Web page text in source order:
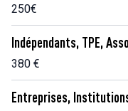
250€
Indépendants, TPE,
380 €
Entreprises,